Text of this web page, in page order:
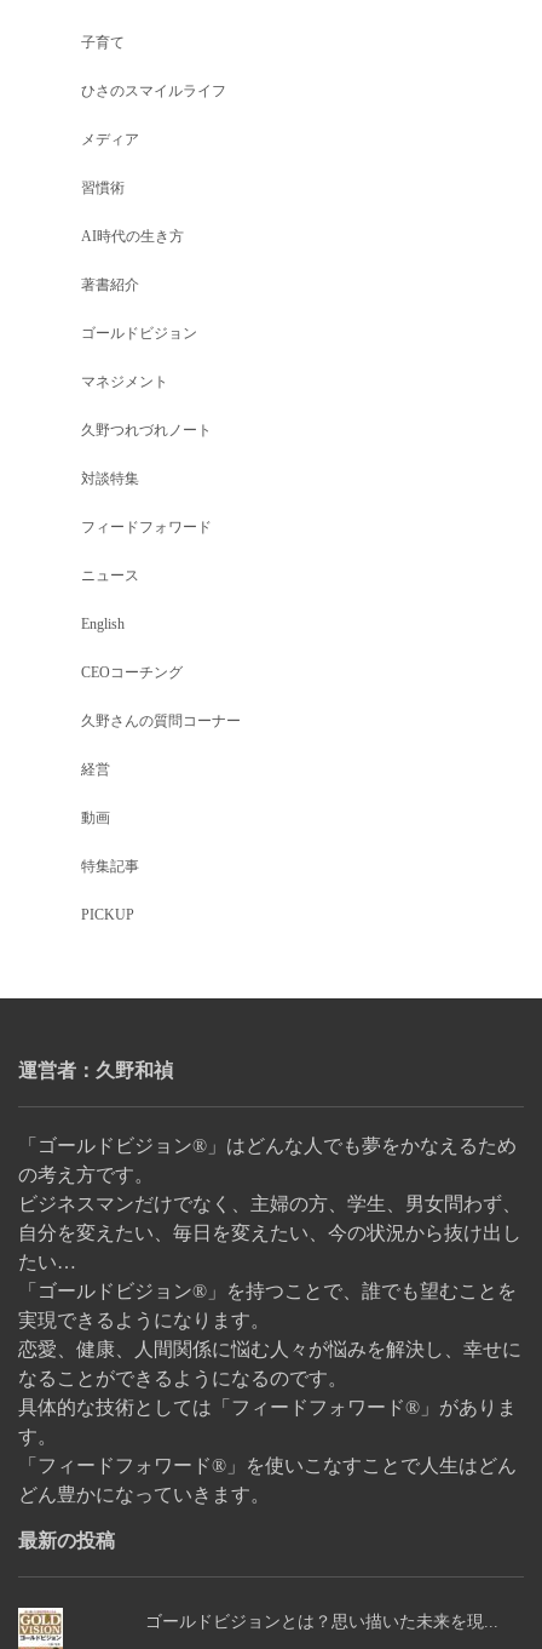
子育て
ひさのスマイルライフ
メディア
習慣術
AI時代の生き方
著書紹介
ゴールドビジョン
マネジメント
久野つれづれノート
対談特集
フィードフォワード
ニュース
English
CEOコーチング
久野さんの質問コーナー
経営
動画
特集記事
PICKUP
運営者：久野和禎
「ゴールドビジョン®」はどんな人でも夢をかなえるため
の考え方です。
ビジネスマンだけでなく、主婦の方、学生、男女問わず、
自分を変えたい、毎日を変えたい、今の状況から抜け出し
たい…
「ゴールドビジョン®」を持つことで、誰でも望むことを
実現できるようになります。
恋愛、健康、人間関係に悩む人々が悩みを解決し、幸せに
なることができるようになるのです。
具体的な技術としては「フィードフォワード®」がありま
す。
「フィードフォワード®」を使いこなすことで人生はどん
どん豊かになっていきます。
最新の投稿
ゴールドビジョンとは？思い描いた未来を現...